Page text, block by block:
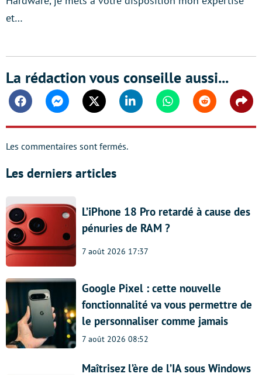
et…
La rédaction vous conseille aussi...
FacebookMessengerTwitter Linkedin WhatsappReddit
Les commentaires sont fermés.
Les derniers articles
L’iPhone 18 Pro retardé à cause des
pénuries de RAM ?
7 août 2026 17:37
Google Pixel : cette nouvelle
fonctionnalité va vous permettre de
le personnaliser comme jamais
7 août 2026 08:52
Maîtrisez l’ère de l’IA sous Windows